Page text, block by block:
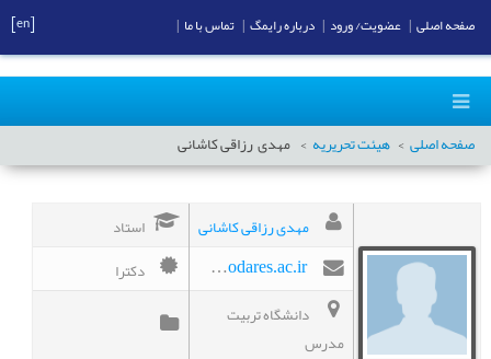
صفحه اصلی هیئت تحریریه مهدیرزاقی کاشانی
مهدی رزاقی کاشانی استاد
mehdi.razzaghi@modares.ac.ir
دکترا
دانشگاه تربیت
مدرس
صفحه اصلی عضویت/ ورود درباره رایمگ تماس با ما